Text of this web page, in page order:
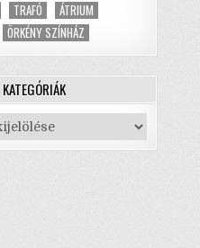
TRAFÓ
ÁTRIUM
ÖRKÉNY SZÍNHÁZ
KATEGÓRIÁK